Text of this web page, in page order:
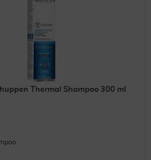
Thermal Shampoo 300 ml